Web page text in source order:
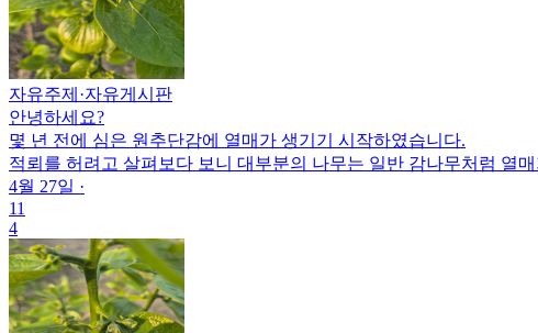
자유주제 ·자유게시판
안녕하세요?
몇 년 전에 심은 원추단감에 열매가 생기기 시작하였습니다.
적뢰를 허려고 살펴보다 보니 대부분의 나무는 일반 감나무처럼 열
4월 27일 ·
11
4